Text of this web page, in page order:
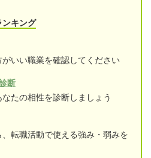
ンキング
いい職業を確認してください
断
たの相性を診断しましょう
転職活動で使える強み・弱みを